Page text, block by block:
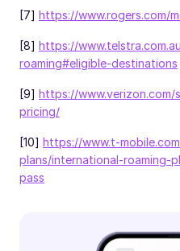
[7] https://www.rogers.com/
[8] https://
roaming#eligible-destinations
[9] https://
pricing/
[10] https://www.t-
plans/international-roaming-
pass